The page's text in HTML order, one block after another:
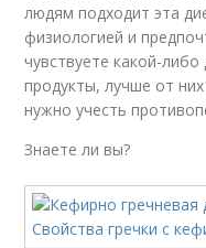
людям подходит эта
физиологией и
чувствуете какой-
продукты, лучше от
нужно учесть
Знаете ли вы?